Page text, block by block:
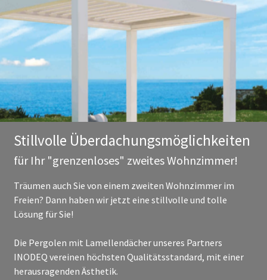
Stillvolle Überdachungsmöglichkeiten
für Ihr "grenzenloses" zweites Wohnzimmer!
Träumen auch Sie von einem zweiten Wohnzimmer im
Freien? Dann haben wir jetzt eine stillvolle und tolle
Lösung für Sie!
Die Pergolen mit Lamellendächer unseres Partners
INODEQ vereinen höchsten Qualitätsstandard, mit einer
herausragenden Ästhetik.